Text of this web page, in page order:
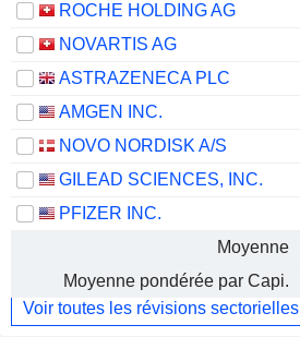
ROCHE HOLDING AG
NOVARTIS AG
ASTRAZENECA PLC
AMGEN INC.
NOVO NORDISK A/S
GILEAD SCIENCES, INC.
PFIZER INC.
Moyenne
Moyenne pondérée par Capi.
Voir toutes les révisions sectorielles